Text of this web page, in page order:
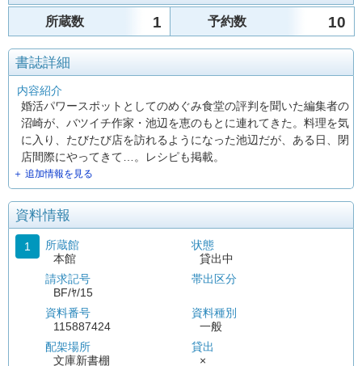
所蔵数 1 予約数 10
書誌詳細
内容紹介
婚活パワースポットとしてのめぐみ食堂の評判を聞いた編集者の
沼崎が、バツイチ作家・池辺を恵のもとに連れてきた。料理を気
に入り、たびたび店を訪れるようになった池辺だが、ある日、閉
店間際にやってきて…。レシピも掲載。
＋ 追加情報を見る
資料情報
1
所蔵館
本館
請求記号
BF/ﾔ/15
資料番号
115887424
配架場所
文庫新書棚
状態
貸出中
帯出区分
資料種別
一般
貸出
×